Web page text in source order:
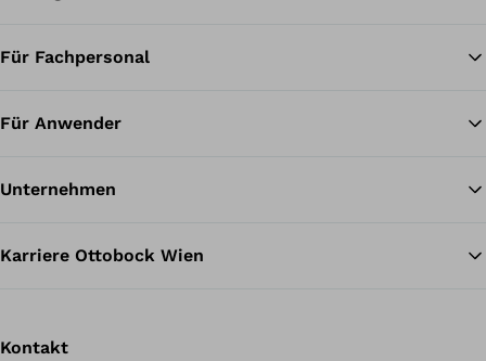
Für Fachpersonal
Für Anwender
Unternehmen
Karriere Ottobock Wien
Kontakt